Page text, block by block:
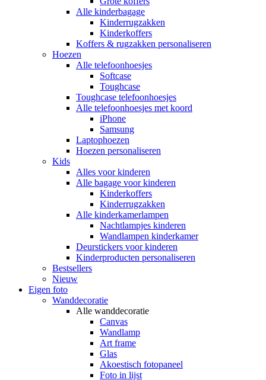
Alle kinderbagage
Kinderrugzakken
Kinderkoffers
Koffers & rugzakken personaliseren
Hoezen
Alle telefoonhoesjes
Softcase
Toughcase
Toughcase telefoonhoesjes
Alle telefoonhoesjes met koord
iPhone
Samsung
Laptophoezen
Hoezen personaliseren
Kids
Alles voor kinderen
Alle bagage voor kinderen
Kinderkoffers
Kinderrugzakken
Alle kinderkamerlampen
Nachtlampjes kinderen
Wandlampen kinderkamer
Deurstickers voor kinderen
Kinderproducten personaliseren
Bestsellers
Nieuw
Eigen foto
Wanddecoratie
Alle wanddecoratie
Canvas
Wandlamp
Art frame
Glas
Akoestisch fotopaneel
Foto in lijst